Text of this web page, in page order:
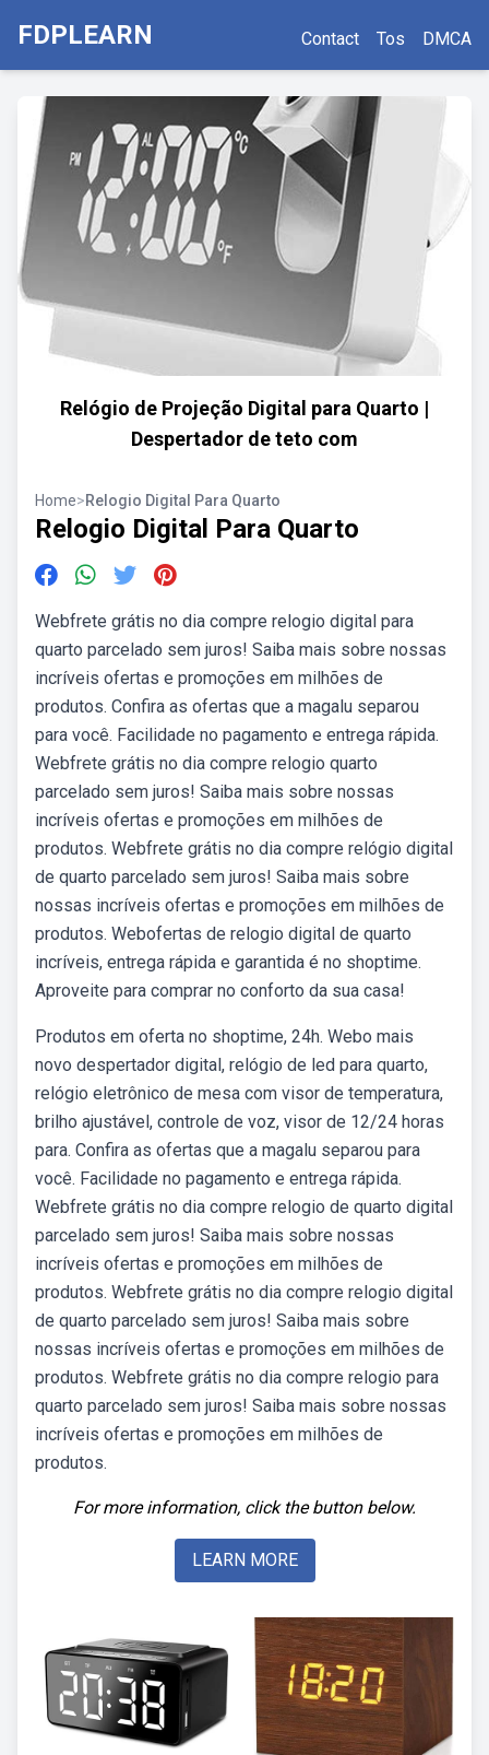
FDPLEARN Contact Tos DMCA
Relógio de Projeção Digital para Quarto |
Despertador de teto com
Home>Relogio Digital Para Quarto
Relogio Digital Para Quarto
Webfrete grátis no dia compre relogio digital para
quarto parcelado sem juros! Saiba mais sobre nossas
incríveis ofertas e promoções em milhões de
produtos. Confira as ofertas que a magalu separou
para você. Facilidade no pagamento e entrega rápida.
Webfrete grátis no dia compre relogio quarto
parcelado sem juros! Saiba mais sobre nossas
incríveis ofertas e promoções em milhões de
produtos. Webfrete grátis no dia compre relógio digital
de quarto parcelado sem juros! Saiba mais sobre
nossas incríveis ofertas e promoções em milhões de
produtos. Webofertas de relogio digital de quarto
incríveis, entrega rápida e garantida é no shoptime.
Aproveite para comprar no conforto da sua casa!
Produtos em oferta no shoptime, 24h. Webo mais
novo despertador digital, relógio de led para quarto,
relógio eletrônico de mesa com visor de temperatura,
brilho ajustável, controle de voz, visor de 12/24 horas
para. Confira as ofertas que a magalu separou para
você. Facilidade no pagamento e entrega rápida.
Webfrete grátis no dia compre relogio de quarto digital
parcelado sem juros! Saiba mais sobre nossas
incríveis ofertas e promoções em milhões de
produtos. Webfrete grátis no dia compre relogio digital
de quarto parcelado sem juros! Saiba mais sobre
nossas incríveis ofertas e promoções em milhões de
produtos. Webfrete grátis no dia compre relogio para
quarto parcelado sem juros! Saiba mais sobre nossas
incríveis ofertas e promoções em milhões de
produtos.
For more information, click the button below.
LEARN MORE